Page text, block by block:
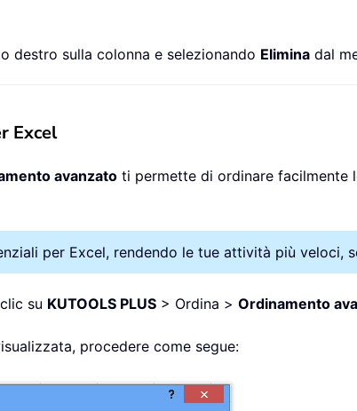
destro sulla colonna e selezionando Elimina dal
Excel
avanzato ti permette di ordinare facilmente
per Excel, rendendo le tue attività più veloci,
su KUTOOLS PLUS > Ordina > Ordinamento
procedere come segue: